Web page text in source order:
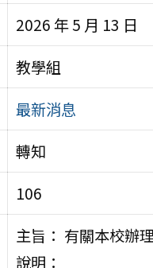
2026 年 5 月 13 日
教學組
最新消息
轉知
106
主旨： 有關本校辦
說明：